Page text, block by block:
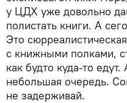
у ЦДХ уже довольно
полистать книги. А
Это
с книжными полками,
как будто куда-то
небольшая очередь.
не задерживай.